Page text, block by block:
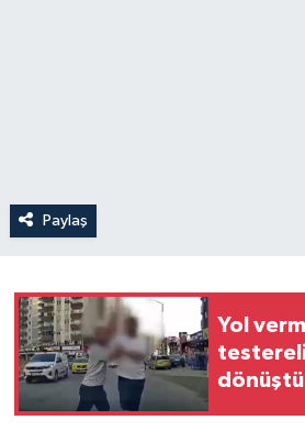
Paylaş
Yol
testereli
dönüştü